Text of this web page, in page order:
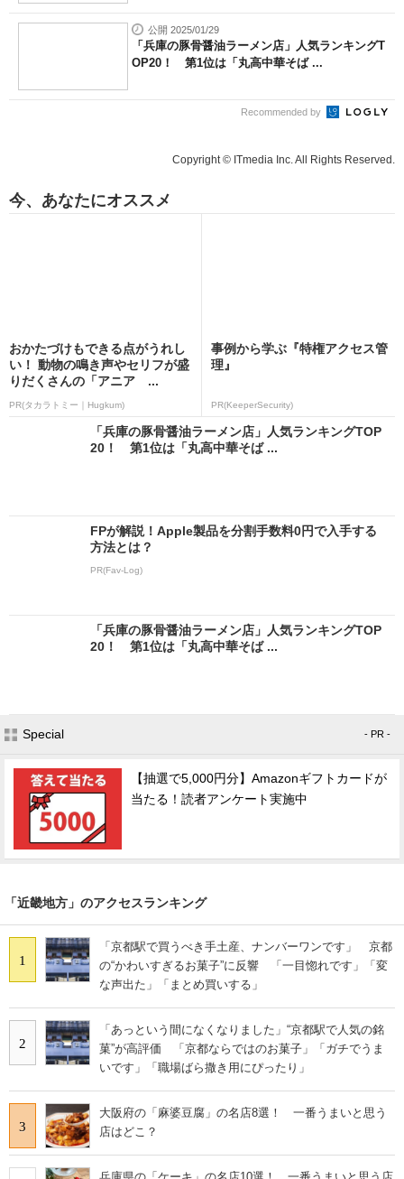
公開 2025/01/29
「兵庫の豚骨醤油ラーメン店」人気ランキングT
OP20！ 第1位は「丸高中華そば ...
Recommended by
Copyright © ITmedia Inc. All Rights Reserved.
今、あなたにオススメ
おかたづけもできる点がうれし
い！ 動物の鳴き声やセリフが盛
りだくさんの「アニア ...
PR(タカラトミー｜Hugkum)
事例から学ぶ『特権アクセス管
理』
PR(KeeperSecurity)
「兵庫の豚骨醤油ラーメン店」人気ランキングTOP
20！ 第1位は「丸高中華そば ...
FPが解説！Apple製品を分割手数料0円で入手する
方法とは？
PR(Fav-Log)
「兵庫の豚骨醤油ラーメン店」人気ランキングTOP
20！ 第1位は「丸高中華そば ...
Special - PR -
【抽選で5,000円分】Amazonギフトカードが
当たる！読者アンケート実施中
「近畿地方」のアクセスランキング
1
「京都駅で買うべき手土産、ナンバーワンです」 京都
の“かわいすぎるお菓子”に反響 「一目惚れです」「変
な声出た」「まとめ買いする」
2
「あっという間になくなりました」“京都駅で人気の銘
菓”が高評価 「京都ならではのお菓子」「ガチでうま
いです」「職場ばら撒き用にぴったり」
3
大阪府の「麻婆豆腐」の名店8選！ 一番うまいと思う
店はどこ？